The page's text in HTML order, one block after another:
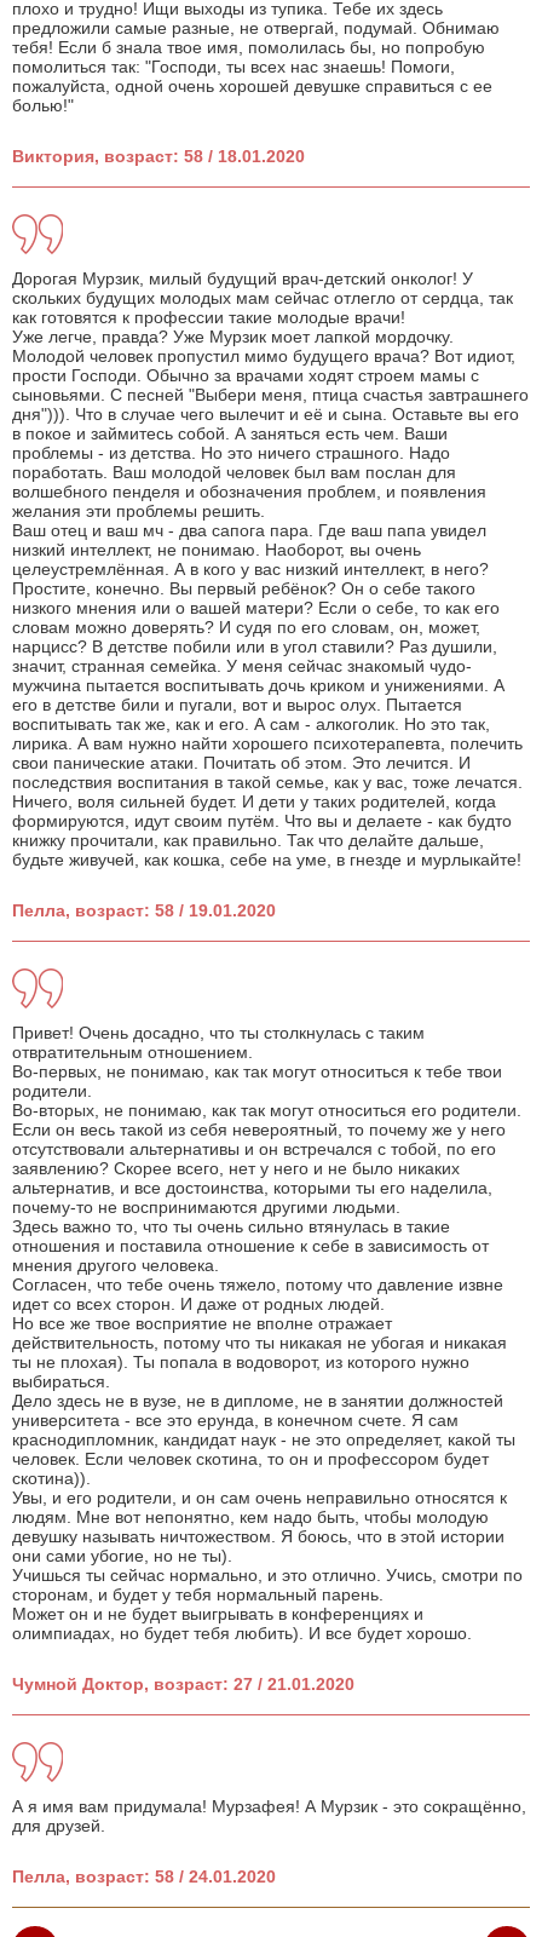
плохо и трудно! Ищи выходы из тупика. Тебе их здесь
предложили самые разные, не отвергай, подумай. Обнимаю
тебя! Если б знала твое имя, помолилась бы, но попробую
помолиться так: "Господи, ты всех нас знаешь! Помоги,
пожалуйста, одной очень хорошей девушке справиться с ее
болью!"
Виктория, возраст: 58 / 18.01.2020
Дорогая Мурзик, милый будущий врач-детский онколог! У
скольких будущих молодых мам сейчас отлегло от сердца, так
как готовятся к профессии такие молодые врачи!
Уже легче, правда? Уже Мурзик моет лапкой мордочку.
Молодой человек пропустил мимо будущего врача? Вот идиот,
прости Господи. Обычно за врачами ходят строем мамы с
сыновьями. С песней "Выбери меня, птица счастья завтрашнего
дня"))). Что в случае чего вылечит и её и сына. Оставьте вы его
в покое и займитесь собой. А заняться есть чем. Ваши
проблемы - из детства. Но это ничего страшного. Надо
поработать. Ваш молодой человек был вам послан для
волшебного пенделя и обозначения проблем, и появления
желания эти проблемы решить.
Ваш отец и ваш мч - два сапога пара. Где ваш папа увидел
низкий интеллект, не понимаю. Наоборот, вы очень
целеустремлённая. А в кого у вас низкий интеллект, в него?
Простите, конечно. Вы первый ребёнок? Он о себе такого
низкого мнения или о вашей матери? Если о себе, то как его
словам можно доверять? И судя по его словам, он, может,
нарцисс? В детстве побили или в угол ставили? Раз душили,
значит, странная семейка. У меня сейчас знакомый чудо-
мужчина пытается воспитывать дочь криком и унижениями. А
его в детстве били и пугали, вот и вырос олух. Пытается
воспитывать так же, как и его. А сам - алкоголик. Но это так,
лирика. А вам нужно найти хорошего психотерапевта, полечить
свои панические атаки. Почитать об этом. Это лечится. И
последствия воспитания в такой семье, как у вас, тоже лечатся.
Ничего, воля сильней будет. И дети у таких родителей, когда
формируются, идут своим путём. Что вы и делаете - как будто
книжку прочитали, как правильно. Так что делайте дальше,
будьте живучей, как кошка, себе на уме, в гнезде и мурлыкайте!
Пелла, возраст: 58 / 19.01.2020
Привет! Очень досадно, что ты столкнулась с таким
отвратительным отношением.
Во-первых, не понимаю, как так могут относиться к тебе твои
родители.
Во-вторых, не понимаю, как так могут относиться его родители.
Если он весь такой из себя невероятный, то почему же у него
отсутствовали альтернативы и он встречался с тобой, по его
заявлению? Скорее всего, нет у него и не было никаких
альтернатив, и все достоинства, которыми ты его наделила,
почему-то не воспринимаются другими людьми.
Здесь важно то, что ты очень сильно втянулась в такие
отношения и поставила отношение к себе в зависимость от
мнения другого человека.
Согласен, что тебе очень тяжело, потому что давление извне
идет со всех сторон. И даже от родных людей.
Но все же твое восприятие не вполне отражает
действительность, потому что ты никакая не убогая и никакая
ты не плохая). Ты попала в водоворот, из которого нужно
выбираться.
Дело здесь не в вузе, не в дипломе, не в занятии должностей
университета - все это ерунда, в конечном счете. Я сам
краснодипломник, кандидат наук - не это определяет, какой ты
человек. Если человек скотина, то он и профессором будет
скотина)).
Увы, и его родители, и он сам очень неправильно относятся к
людям. Мне вот непонятно, кем надо быть, чтобы молодую
девушку называть ничтожеством. Я боюсь, что в этой истории
они сами убогие, но не ты).
Учишься ты сейчас нормально, и это отлично. Учись, смотри по
сторонам, и будет у тебя нормальный парень.
Может он и не будет выигрывать в конференциях и
олимпиадах, но будет тебя любить). И все будет хорошо.
Чумной Доктор, возраст: 27 / 21.01.2020
А я имя вам придумала! Мурзафея! А Мурзик - это сокращённо,
для друзей.
Пелла, возраст: 58 / 24.01.2020